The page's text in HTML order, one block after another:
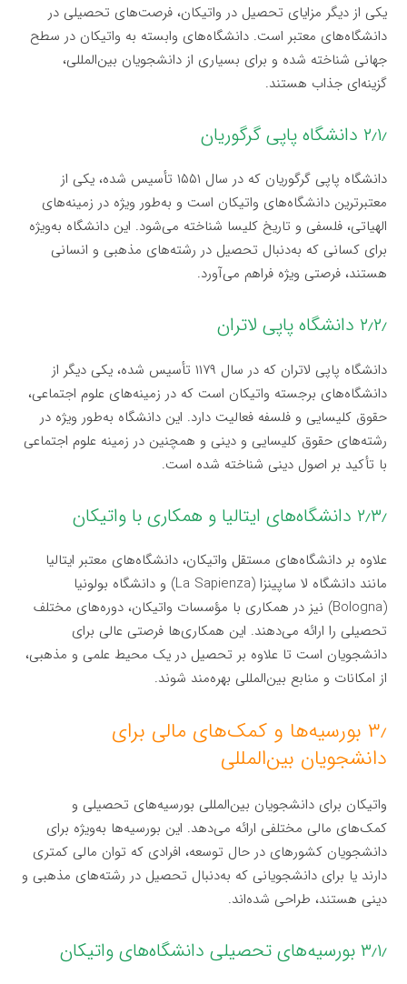
یکی از دیگر مزایای تحصیل در واتیکان، فرصت‌های تحصیلی در
دانشگاه‌های معتبر است. دانشگاه‌های وابسته به واتیکان در سطح
جهانی شناخته شده و برای بسیاری از دانشجویان بین‌المللی،
گزینه‌ای جذاب هستند.
۲٫۱٫ دانشگاه پاپی گرگوریان
دانشگاه پاپی گرگوریان که در سال ۱۵۵۱ تأسیس شده، یکی از
معتبرترین دانشگاه‌های واتیکان است و به‌طور ویژه در زمینه‌های
الهیاتی، فلسفی و تاریخ کلیسا شناخته می‌شود. این دانشگاه به‌ویژه
برای کسانی که به‌دنبال تحصیل در رشته‌های مذهبی و انسانی
هستند، فرصتی ویژه فراهم می‌آورد.
۲٫۲٫ دانشگاه پاپی لاتران
دانشگاه پاپی لاتران که در سال ۱۱۷۹ تأسیس شده، یکی دیگر از
دانشگاه‌های برجسته واتیکان است که در زمینه‌های علوم اجتماعی،
حقوق کلیسایی و فلسفه فعالیت دارد. این دانشگاه به‌طور ویژه در
رشته‌های حقوق کلیسایی و دینی و همچنین در زمینه علوم اجتماعی
با تأکید بر اصول دینی شناخته شده است.
۲٫۳٫ دانشگاه‌های ایتالیا و همکاری با واتیکان
علاوه بر دانشگاه‌های مستقل واتیکان، دانشگاه‌های معتبر ایتالیا
مانند دانشگاه لا ساپینزا (La Sapienza) و دانشگاه بولونیا
(Bologna) نیز در همکاری با مؤسسات واتیکان، دوره‌های مختلف
تحصیلی را ارائه می‌دهند. این همکاری‌ها فرصتی عالی برای
دانشجویان است تا علاوه بر تحصیل در یک محیط علمی و مذهبی،
از امکانات و منابع بین‌المللی بهره‌مند شوند.
۳٫ بورسیه‌ها و کمک‌های مالی برای
دانشجویان بین‌المللی
واتیکان برای دانشجویان بین‌المللی بورسیه‌های تحصیلی و
کمک‌های مالی مختلفی ارائه می‌دهد. این بورسیه‌ها به‌ویژه برای
دانشجویان کشورهای در حال توسعه، افرادی که توان مالی کمتری
دارند یا برای دانشجویانی که به‌دنبال تحصیل در رشته‌های مذهبی و
دینی هستند، طراحی شده‌اند.
۳٫۱٫ بورسیه‌های تحصیلی دانشگاه‌های واتیکان